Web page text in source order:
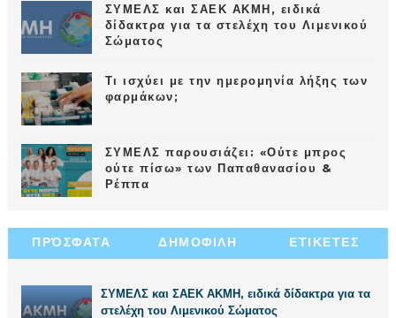
ΣΥΜΕΛΣ και ΣΑΕΚ ΑΚΜΗ, ειδικά
δίδακτρα για τα στελέχη του Λιμενικού
Σώματος
Τι ισχύει με την ημερομηνία λήξης των
φαρμάκων;
ΣΥΜΕΛΣ παρουσιάζει: «Ούτε μπρος
ούτε πίσω» των Παπαθανασίου &
Ρέππα
ΠΡΌΣΦΑΤΑ ΔΗΜΟΦΙΛΗ ΕΤΙΚΕΤΕΣ
ΣΥΜΕΛΣ και ΣΑΕΚ ΑΚΜΗ, ειδικά δίδακτρα για τα
στελέχη του Λιμενικού Σώματος